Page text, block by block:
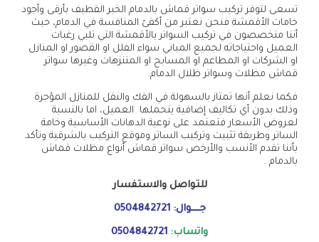
تسعى لتوفر تركيب سواتر قماش بالدمام الخبر القطيف بأرقى وأجود
خامات الأقمشة فنحن نعتبر من أكفئ المنافسة في الدمام، حيث
أننا متخصصون في تركيب السواتر بالأقمشة التي تلبي رغبات
العميل واحتياجاته لجميع المباني سواء الفلل او القصور او المنازل
او الشركات او المطاعم او المسابح او المتنزهات وغيرها سواتر
قماش مظلات وسواتر ظلال الدمام.
فكما نعلم أنها تمتاز بالسهولة في الفك والنقل للمنازل المؤجرة
وذلك بدون أي تكاليف إضافية يتحملها العميل، اما بالنسبة
لعروض الأسعار فتعتمد على نوعية الدهانات الأساسية وخامة
الساتر وطريقة تثبيت وتركيب الساتر وموقع التركيب بالشرقية وتأكد
بأننا تقدم الأنسب والأرخص سواتر قماش أنواع مظلات قماش
بالدمام .
للتواصل والاستفسار
جــــوال:0504842721
واتساب: 0504842721